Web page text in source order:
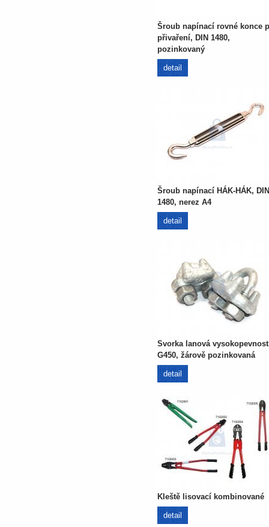
Šroub napínací rovné konce
přivaření, DIN 1480,
pozinkovaný
detail
Šroub napínací HÁK-HÁK, DIN
1480, nerez A4
detail
Svorka lanová
G450, žárově pozinkovaná
detail
Kleště lisovací kombinované
detail